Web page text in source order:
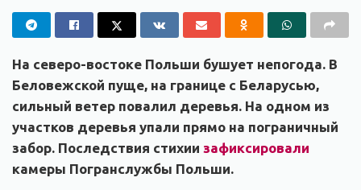
На северо-востоке Польши бушует непогода. В
Беловежской пуще, на границе с Беларусью,
сильный ветер повалил деревья. На одном из
участков деревья упали прямо на пограничный
забор. Последствия стихии зафиксировали
камеры Погранслужбы Польши.